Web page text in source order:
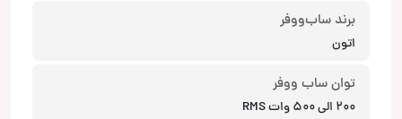
برند ساب‌ووفر
اتون
توان ساب ووفر
200 الی 500 وات RMS